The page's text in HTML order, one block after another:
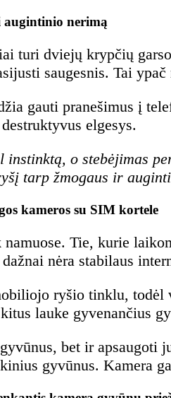
nerimą
turi dviejų krypčių
saugesnis. Tai
gauti pranešimus į
elgesys.
instinktą, o stebėjimas
tarp žmogaus ir
kameros su SIM kortele
Tie, kurie
nėra stabilaus
ryšio tinklu, todėl
lauke gyvenančius
bet ir
gyvūnus. Kamera